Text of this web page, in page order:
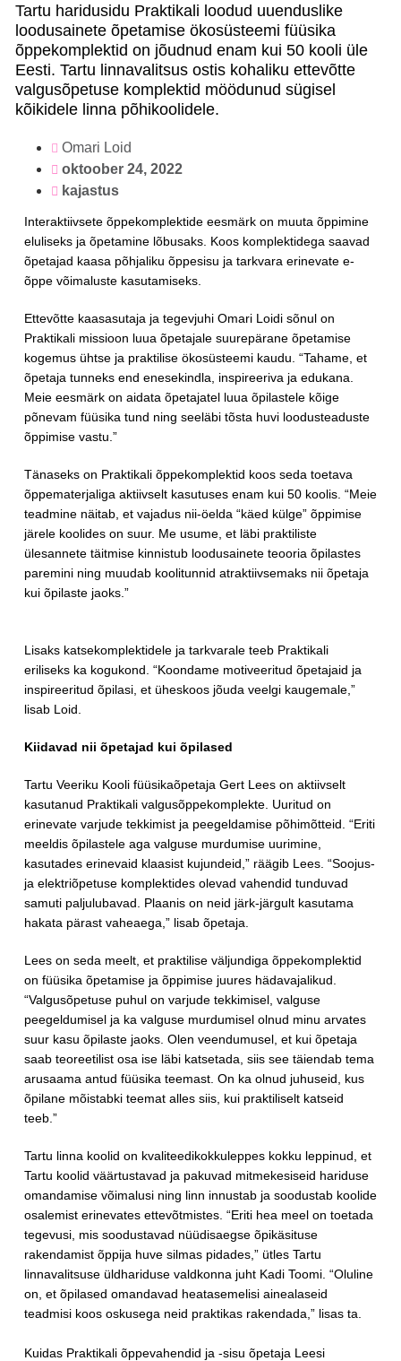
Tartu haridusidu Praktikali loodud uuenduslike
loodusainete õpetamise ökosüsteemi füüsika
õppekomplektid on jõudnud enam kui 50 kooli üle
Eesti. Tartu linnavalitsus ostis kohaliku ettevõtte
valgusõpetuse komplektid möödunud sügisel
kõikidele linna põhikoolidele.
Omari Loid
oktoober 24, 2022
kajastus
Interaktiivsete õppekomplektide eesmärk on muuta õppimine
eluliseks ja õpetamine lõbusaks. Koos komplektidega saavad
õpetajad kaasa põhjaliku õppesisu ja tarkvara erinevate e-
õppe võimaluste kasutamiseks.
Ettevõtte kaasasutaja ja tegevjuhi Omari Loidi sõnul on
Praktikali missioon luua õpetajale suurepärane õpetamise
kogemus ühtse ja praktilise ökosüsteemi kaudu. “Tahame, et
õpetaja tunneks end enesekindla, inspireeriva ja edukana.
Meie eesmärk on aidata õpetajatel luua õpilastele kõige
põnevam füüsika tund ning seeläbi tõsta huvi loodusteaduste
õppimise vastu.”
Tänaseks on Praktikali õppekomplektid koos seda toetava
õppematerjaliga aktiivselt kasutuses enam kui 50 koolis. “Meie
teadmine näitab, et vajadus nii-öelda “käed külge” õppimise
järele koolides on suur. Me usume, et läbi praktiliste
ülesannete täitmise kinnistub loodusainete teooria õpilastes
paremini ning muudab koolitunnid atraktiivsemaks nii õpetaja
kui õpilaste jaoks.”
Lisaks katsekomplektidele ja tarkvarale teeb Praktikali
eriliseks ka kogukond. “Koondame motiveeritud õpetajaid ja
inspireeritud õpilasi, et üheskoos jõuda veelgi kaugemale,”
lisab Loid.
Kiidavad nii õpetajad kui õpilased
Tartu Veeriku Kooli füüsikaõpetaja Gert Lees on aktiivselt
kasutanud Praktikali valgusõppekomplekte. Uuritud on
erinevate varjude tekkimist ja peegeldamise põhimõtteid. “Eriti
meeldis õpilastele aga valguse murdumise uurimine,
kasutades erinevaid klaasist kujundeid,” räägib Lees. “Soojus-
ja elektriõpetuse komplektides olevad vahendid tunduvad
samuti paljulubavad. Plaanis on neid järk-järgult kasutama
hakata pärast vaheaega,” lisab õpetaja.
Lees on seda meelt, et praktilise väljundiga õppekomplektid
on füüsika õpetamise ja õppimise juures hädavajalikud.
“Valgusõpetuse puhul on varjude tekkimisel, valguse
peegeldumisel ja ka valguse murdumisel olnud minu arvates
suur kasu õpilaste jaoks. Olen veendumusel, et kui õpetaja
saab teoreetilist osa ise läbi katsetada, siis see täiendab tema
arusaama antud füüsika teemast. On ka olnud juhuseid, kus
õpilane mõistabki teemat alles siis, kui praktiliselt katseid
teeb.”
Tartu linna koolid on kvaliteedikokkuleppes kokku leppinud, et
Tartu koolid väärtustavad ja pakuvad mitmekesiseid hariduse
omandamise võimalusi ning linn innustab ja soodustab koolide
osalemist erinevates ettevõtmistes. “Eriti hea meel on toetada
tegevusi, mis soodustavad nüüdisaegse õpikäsituse
rakendamist õppija huve silmas pidades,” ütles Tartu
linnavalitsuse üldhariduse valdkonna juht Kadi Toomi. “Oluline
on, et õpilased omandavad heatasemelisi ainealaseid
teadmisi koos oskusega neid praktikas rakendada,” lisas ta.
Kuidas Praktikali õppevahendid ja -sisu õpetaja Leesi